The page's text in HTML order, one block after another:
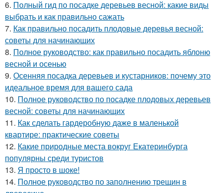
6. Полный гид по посадке деревьев весной: какие виды
выбрать и как правильно сажать
7. Как правильно посадить плодовые деревья весной:
советы для начинающих
8. Полное руководство: как правильно посадить яблоню
весной и осенью
9. Осенняя посадка деревьев и кустарников: почему это
идеальное время для вашего сада
10. Полное руководство по посадке плодовых деревьев
весной: советы для начинающих
11. Как сделать гардеробную даже в маленькой
квартире: практические советы
12. Какие природные места вокруг Екатеринбурга
популярны среди туристов
13. Я просто в шоке!
14. Полное руководство по заполнению трещин в